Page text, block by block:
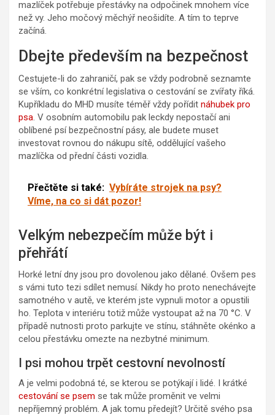
mazlíček potřebuje přestávky na odpočinek mnohem více
než vy. Jeho močový měchýř neošidíte. A tím to teprve
začíná.
Dbejte především na bezpečnost
Cestujete-li do zahraničí, pak se vždy podrobně seznamte
se vším, co konkrétní legislativa o cestování se zvířaty říká.
Kupříkladu do MHD musíte téměř vždy pořídit náhubek pro
psa. V osobním automobilu pak leckdy nepostačí ani
oblíbené psí bezpečnostní pásy, ale budete muset
investovat rovnou do nákupu sítě, oddělující vašeho
mazlíčka od přední části vozidla.
Přečtěte si také: Vybíráte strojek na psy?
Víme, na co si dát pozor!
Velkým nebezpečím může být i
přehřátí
Horké letní dny jsou pro dovolenou jako dělané. Ovšem pes
s vámi tuto tezi sdílet nemusí. Nikdy ho proto nenechávejte
samotného v autě, ve kterém jste vypnuli motor a opustili
ho. Teplota v interiéru totiž může vystoupat až na 70 °C. V
případě nutnosti proto parkujte ve stínu, stáhněte okénko a
celou přestávku omezte na nezbytné minimum.
I psi mohou trpět cestovní nevolností
A je velmi podobná té, se kterou se potýkají i lidé. I krátké
cestování se psem se tak může proměnit ve velmi
nepříjemný problém. A jak tomu předejít? Určitě svého psa